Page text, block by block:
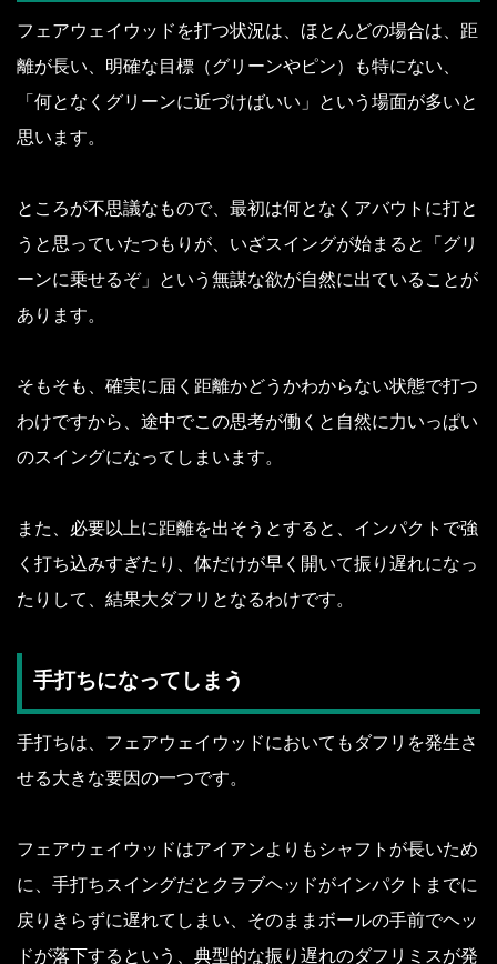
フェアウェイウッドを打つ状況は、ほとんどの場合は、距
離が長い、明確な目標（グリーンやピン）も特にない、
「何となくグリーンに近づけばいい」という場面が多いと
思います。
ところが不思議なもので、最初は何となくアバウトに打と
うと思っていたつもりが、いざスイングが始まると「グリ
ーンに乗せるぞ」という無謀な欲が自然に出ていることが
あります。
そもそも、確実に届く距離かどうかわからない状態で打つ
わけですから、途中でこの思考が働くと自然に力いっぱい
のスイングになってしまいます。
また、必要以上に距離を出そうとすると、インパクトで強
く打ち込みすぎたり、体だけが早く開いて振り遅れになっ
たりして、結果大ダフリとなるわけです。
手打ちになってしまう
手打ちは、フェアウェイウッドにおいてもダフリを発生さ
せる大きな要因の一つです。
フェアウェイウッドはアイアンよりもシャフトが長いため
に、手打ちスイングだとクラブヘッドがインパクトまでに
戻りきらずに遅れてしまい、そのままボールの手前でヘッ
ドが落下するという、典型的な振り遅れのダフリミスが発